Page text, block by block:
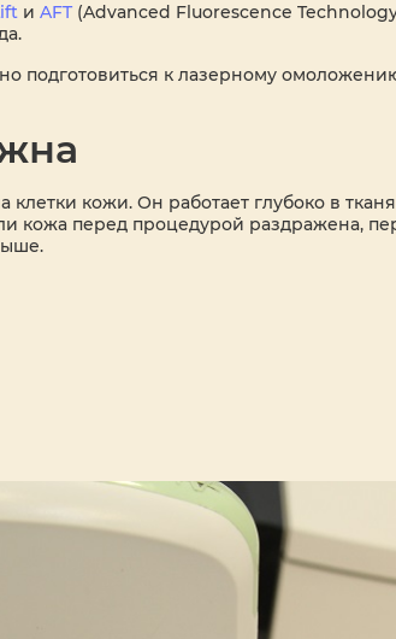
и AFT(Advanced Fluorescence
подготовиться к лазерному
кожи. Он работает глубоко в
кожа перед процедурой раздражена,